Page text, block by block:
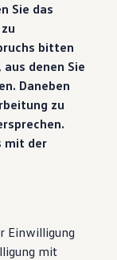
Sie das
bitten
denen Sie
Daneben
zu
mit der
Einwilligung
mit